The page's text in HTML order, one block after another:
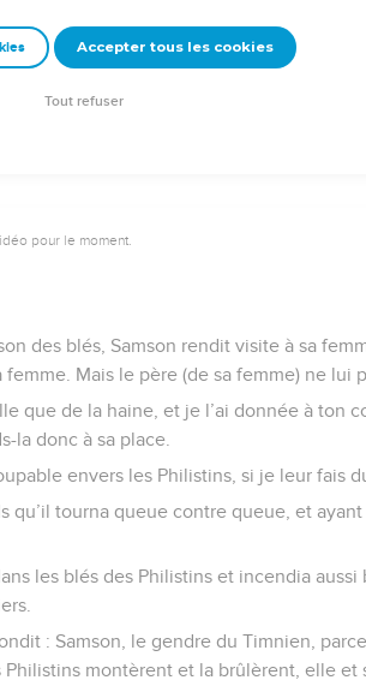
qui avait été pour lui un ami.
Pour vous procurer une Bible imprimée, rendez-
pour le moment.
des blés, Samson rendit visite à sa
Mais le père (de sa femme) ne lui
que de la haine, et je l’ai donnée à ton
la donc à sa place.
envers les Philistins, si je leur fais
qu’il tourna queue contre queue, et
les blés des Philistins et incendia
: Samson, le gendre du Timnien,
montèrent et la brûlèrent, elle et
Accepter tous les cookies
Tout refuser